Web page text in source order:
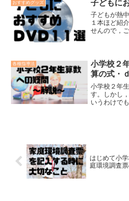
んなことが
おすすめグッズ 子どもに
子どもが熱
１本ほど紹
せんので，
んでほしい
各種指導法
小学校２
算の式・
小学校２年
す。しかし
いうわけで
はじめて小
庭環境調査